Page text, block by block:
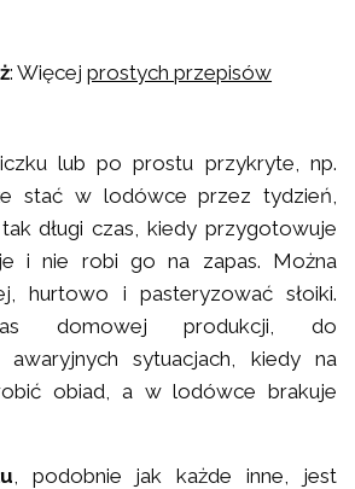
: Więcejprostych przepisów
lub po prostu przykryte, np.
stać w lodówce przez tydzień,
długi czas, kiedy przygotowuje
i nie robi go na zapas. Można
hurtowo i pasteryzować słoiki.
domowej produkcji, do
sytuacjach, kiedy na
obiad, a w lodówce brakuje
, podobnie jak każde inne, jest